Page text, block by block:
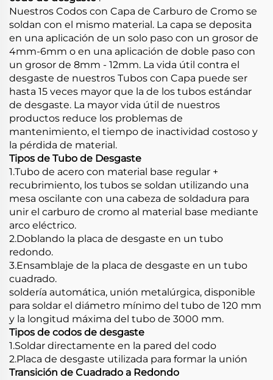
Nuestros Codos con Capa de Carburo de Cromo se
soldan con el mismo material. La capa se deposita
en una aplicación de un solo paso con un grosor de
4mm-6mm o en una aplicación de doble paso con
un grosor de 8mm - 12mm. La vida útil contra el
desgaste de nuestros Tubos con Capa puede ser
hasta 15 veces mayor que la de los tubos estándar
de desgaste. La mayor vida útil de nuestros
productos reduce los problemas de
mantenimiento, el tiempo de inactividad costoso y
la pérdida de material.
Tipos de Tubo de Desgaste
1.Tubo de acero con material base regular +
recubrimiento, los tubos se soldan utilizando una
mesa oscilante con una cabeza de soldadura para
unir el carburo de cromo al material base mediante
arco eléctrico.
2.Doblando la placa de desgaste en un tubo
redondo.
3.Ensamblaje de la placa de desgaste en un tubo
cuadrado.
soldería automática, unión metalúrgica, disponible
para soldar el diámetro mínimo del tubo de 120 mm
y la longitud máxima del tubo de 3000 mm.
Tipos de codos de desgaste
1.Soldar directamente en la pared del codo
2.Placa de desgaste utilizada para formar la unión
Transición de Cuadrado a Redondo